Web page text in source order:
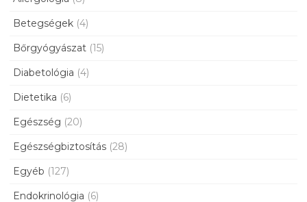
Betegségek (4)
Bőrgyógyászat (15)
Diabetológia (4)
Dietetika (6)
Egészség (20)
Egészségbiztosítás (28)
Egyéb (127)
Endokrinológia (6)